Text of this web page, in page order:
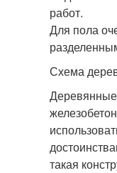
работ.
Для пола
Схема
Деревянные
такая